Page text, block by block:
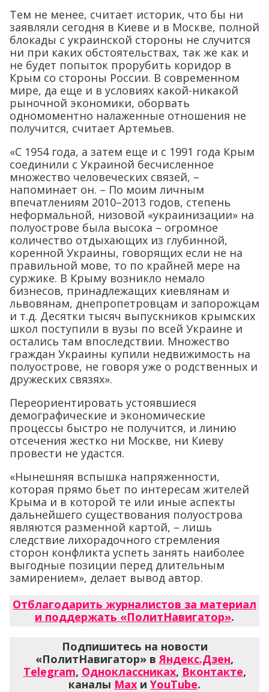
Тем не менее, считает историк, что бы ни
заявляли сегодня в Киеве и в Москве, полной
блокады с украинской стороны не случится
ни при каких обстоятельствах, так же как и
не будет попыток прорубить коридор в
Крым со стороны России. В современном
мире, да еще и в условиях какой-никакой
рыночной экономики, оборвать
одномоментно налаженные отношения не
получится, считает Артемьев.
«С 1954 года, а затем еще и с 1991 года Крым
соединили с Украиной бесчисленное
множество человеческих связей, –
напоминает он. – По моим личным
впечатлениям 2010–2013 годов, степень
неформальной, низовой «украинизации» на
полуострове была высока – огромное
количество отдыхающих из глубинной,
коренной Украины, говорящих если не на
правильной мове, то по крайней мере на
суржике. В Крыму возникло немало
бизнесов, принадлежащих киевлянам и
львовянам, днепропетровцам и запорожцам
и т.д. Десятки тысяч выпускников крымских
школ поступили в вузы по всей Украине и
остались там впоследствии. Множество
граждан Украины купили недвижимость на
полуострове, не говоря уже о родственных и
дружеских связях».
Переориентировать устоявшиеся
демографические и экономические
процессы быстро не получится, и линию
отсечения жестко ни Москве, ни Киеву
провести не удастся.
«Нынешняя вспышка напряженности,
которая прямо бьет по интересам жителей
Крыма и в которой те или иные аспекты
дальнейшего существования полуострова
являются разменной картой, – лишь
следствие лихорадочного стремления
сторон конфликта успеть занять наиболее
выгодные позиции перед длительным
замирением», делает вывод автор.
Отблагодарить журналистов за материал
и поддержать «ПолитНавигатор».
Подпишитесь на новости
«ПолитНавигатор» вЯндекс.Дзен,
Telegram, Одноклассниках, Вконтакте,
каналы Max и YouTube.